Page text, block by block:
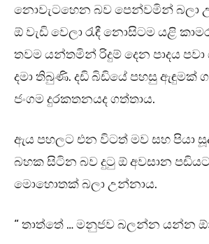
නොවැටහෙන බව පෙන්වමින් බලා
ඕ වැඩි වෙලා රැඳී නොසිටම යළි
තවම යන්තමින් රිදුම් දෙන පාදය
දමා තිබුණි. දඩි බිඩියේ පහසු ඇඳුමක්
ජංගම දුරකතනයද ගත්තාය.
ඇය පහලට එන විටත් මව සහ පියා
බහක සිටින බව දුටු ඕ අවසාන
මොහොතක් බලා උන්නාය.
“ තාත්තේ … මනුජව බලන්න යන්න